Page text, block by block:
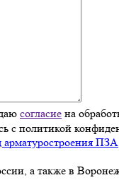
согласие на
с политикой
а также в